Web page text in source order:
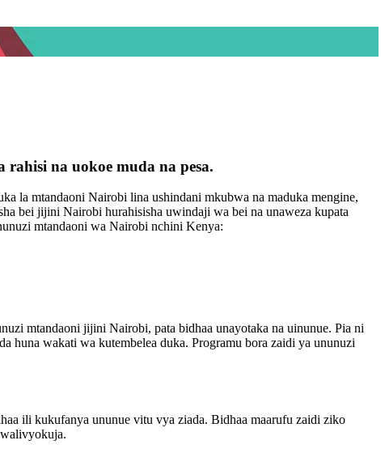
na uokoe muda na pesa.
la mtandaoni Nairobi lina ushindani mkubwa na maduka mengine,
bei jijini Nairobi hurahisisha uwindaji wa bei na unaweza kupata
mtandaoni wa Nairobi nchini Kenya:
mtandaoni jijini Nairobi, pata bidhaa unayotaka na uinunue. Pia ni
huna wakati wa kutembelea duka. Programu bora zaidi ya ununuzi
ili kukufanya ununue vitu vya ziada. Bidhaa maarufu zaidi ziko